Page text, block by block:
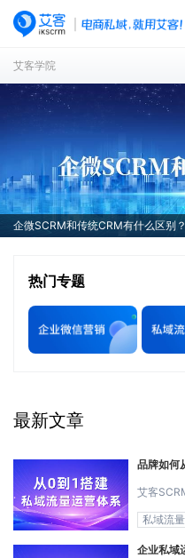
艾客学院
企微SCRM和传统CRM有什么区别？
热门专题
最新文章
私域流量